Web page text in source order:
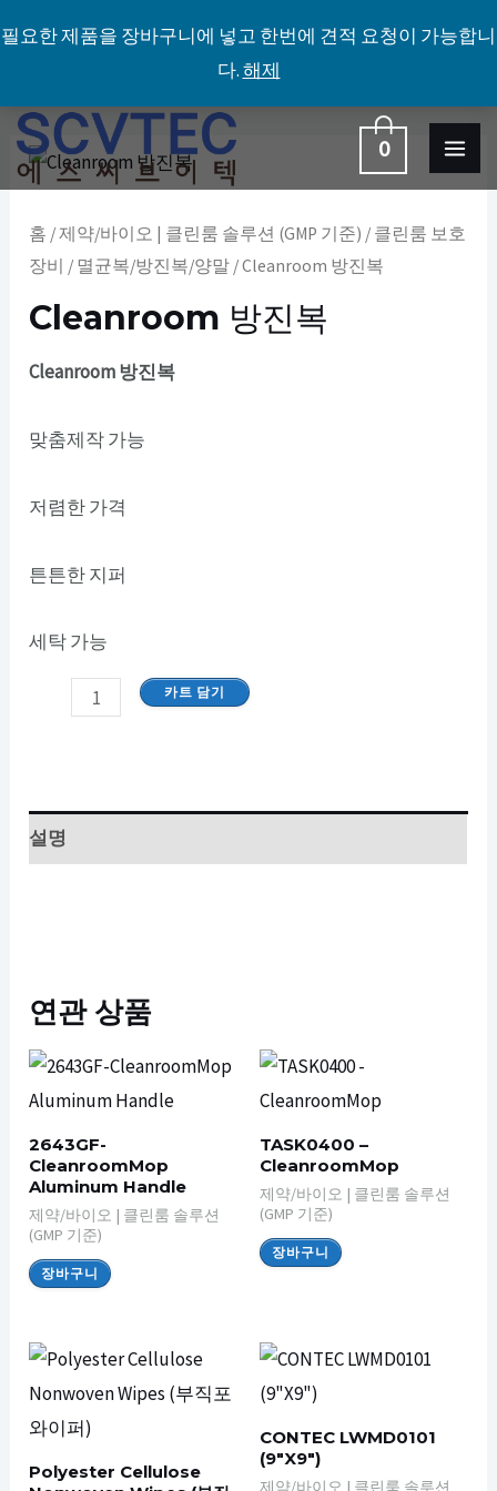
필요한 제품을 장바구니에 넣고 한번에 견적 요청이 가능합니
다.해제
츠
0
홈 /제약/바이오 | 클린룸 솔루션 (GMP 기준) / 클린룸 보호
장비 / 멸균복/방진복/양말 / Cleanroom 방진복
Cleanroom 방진복
Cleanroom 방진복
맞춤제작 가능
저렴한 가격
튼튼한 지퍼
세탁 가능
Cleanroom
방
진
복
량
카트 담기
설명
연관 상품
2643GF-
CleanroomMop
Aluminum Handle
제약/바이오 | 클린룸 솔루션
(GMP 기준)
장바구니
TASK0400 –
CleanroomMop
제약/바이오 | 클린룸 솔루션
(GMP 기준)
장바구니
Polyester Cellulose
CONTEC LWMD0101
(9″X9″)
제약/바이오 | 클린룸 솔루션